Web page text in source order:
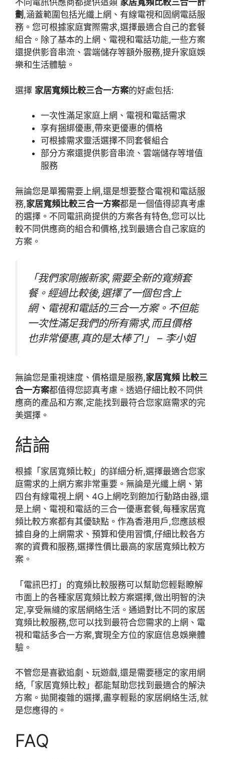
不同電訊供應商都提供這類 家居寬頻比較三合一計
劃 ,涵蓋範圍包括光纖上網、有線電視和固網電話服
務。您可根據家庭實際需求,選擇最適合自己的套餐
組合。除了基本的上網、電視和電話功能,一些方案
還提供影音串流、雲端儲存等額外服務,提升家庭娛
樂和生活體驗。
選擇 家居寬頻比較三合一方案的好處包括:
一次性滿足家庭上網、電視和電話需求
享有捆綁優惠,帶來更優惠的價格
可根據需求靈活選擇不同套餐組合
部分方案還提供影音串流、雲端儲存等增值
服務
無論您是單獨需要上網,還是想要整合電視和電話服
務,家居寬頻比較三合一方案都是一個值得認真考慮
的選擇。不同電訊商提供的方案各有特色,您可以比
較不同供應商的組合和價格,找到最適合自己家庭的
方案。
「我們家剛搬新家,需要全新的寬頻套
餐。經過比較後,選擇了一個包含上
網、電視和電話的三合一方案。不但能
一次性滿足我們的所有需求,而且價格
也非常優惠,真的是太棒了!」 – 李小姐
無論您是重視速度、價格還是服務,家居寬頻 比較三
合一方案都值得您認真考慮。透過仔細比較不同供
應商的產品和方案,定能找到最符合您家庭需求的完
美選擇。
結論
根據「家居寬頻比較」的詳細分析,選擇最適合您家
庭需求的上網方案非常重要。無論是光纖上網、第
四台有線電視上網、4G上網吃到飽加行動路由器,還
是上網、電視和電話的三合一優惠套餐,每種家居寬
頻比較方案都有其優缺點。作為香港用戶,您應該根
據自身的上網需求、預算和使用習慣,仔細比較各方
案的資費和服務,選擇性價比最高的家居寬頻比較方
案。
「電訊巴打」的寬頻比較服務可以幫助您輕鬆瞭解
市面上的各種家居寬頻比較方案選擇,做出明智的決
定,享受無縫的家居網絡生活。通過對比不同的家居
寬頻比較服務,您可以找到最符合您需求的上網、電
視和電話多合一方案,實現全方位的家庭信息娛樂體
驗。
不管您是喜歡追劇、玩遊戲,還是需要穩定的家用網
絡,「家居寬頻比較」都能幫助您找到最適合的解決
方案。拋開複雜的選擇,盡享輕鬆的家居網絡生活,就
是您應得的。
FAQ